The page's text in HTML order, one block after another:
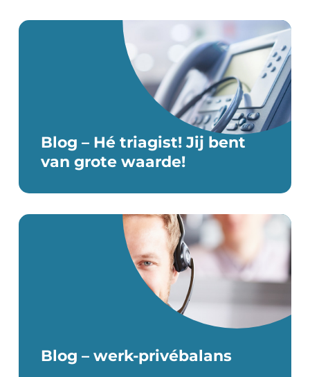
Blog – Hé triagist! Jij bent
van grote waarde!
Blog – werk-privébalans